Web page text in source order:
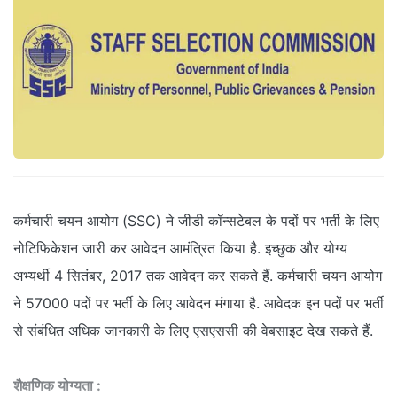
कर्मचारी चयन आयोग (SSC) ने जीडी कॉन्सटेबल के पदों पर भर्ती के लिए
नोटिफिकेशन जारी कर आवेदन आमंत्रित किया है. इच्छुक और योग्य
अभ्यर्थी 4 सितंबर, 2017 तक आवेदन कर सकते हैं. कर्मचारी चयन आयोग
ने 57000 पदों पर भर्ती के लिए आवेदन मंगाया है. आवेदक इन पदों पर भर्ती
से संबंधित अधिक जानकारी के लिए एसएससी की वेबसाइट देख सकते हैं.
शैक्षणिक योग्यता :